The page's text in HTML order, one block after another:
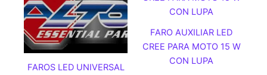
FAROS LED UNIVERSAL
FARO AUXILIAR LED
CREE PARA MOTO 15 W
CON LUPA